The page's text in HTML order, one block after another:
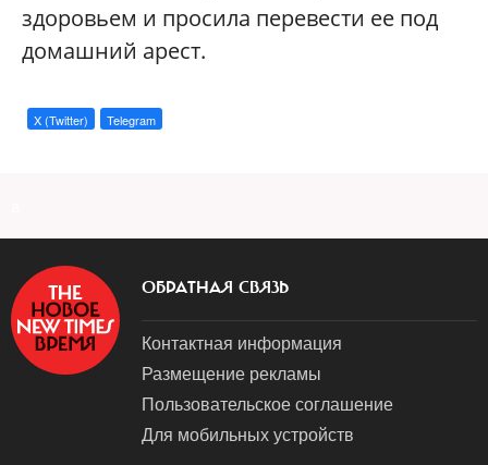
здоровьем и просила перевести ее под
домашний арест.
X (Twitter) Telegram
ОБРАТНАЯ СВЯЗЬ
Контактная информация
Размещение рекламы
Пользовательское соглашение
Для мобильных устройств